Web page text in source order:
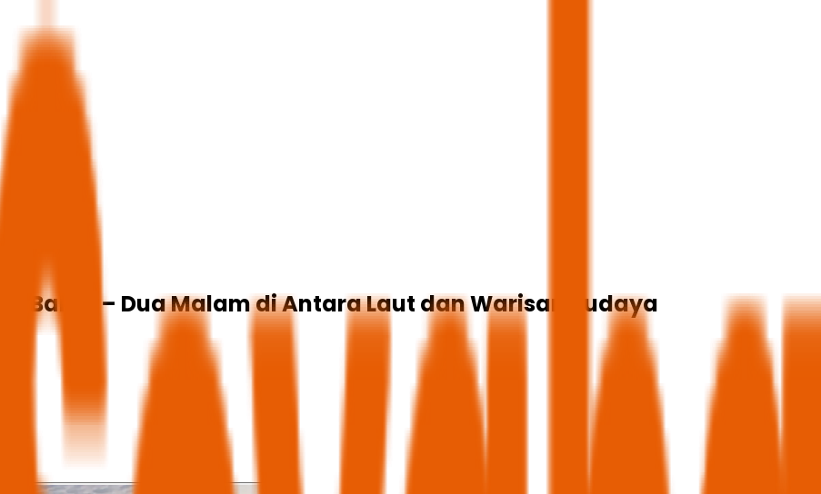
Balad – Dua Malam di Antara Laut dan Warisan Budaya